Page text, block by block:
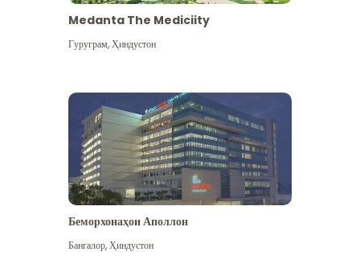
Бештар дидан
Medanta The Mediciity
Гуруграм,Ҳиндустон
Беморхонаҳои Аполлон
Бангалор,Ҳиндустон